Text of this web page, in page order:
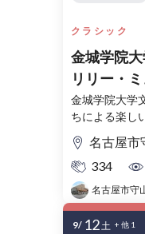
クラシック
金城学院
リリー・
踊る♬ み
2026 in 守
金城学院大学
ちによる楽し
名古屋市
334
名古屋市守
9/ 12土 + 他 1